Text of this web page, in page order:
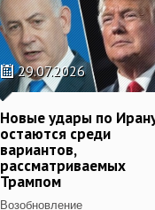
29.07.2026
Новые удары по
остаются среди
вариантов,
рассматриваемых
Трампом
Возобновление